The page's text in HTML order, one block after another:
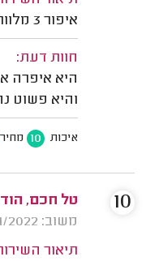
איפור 3 מלוות לחתונה ב3 אירועים שונים.
חוות דעת:
היא איפרה
והיא פשוט
איכות 10 מחיר
טל חכם,
משוב: 09/11/2022
תיאור
10